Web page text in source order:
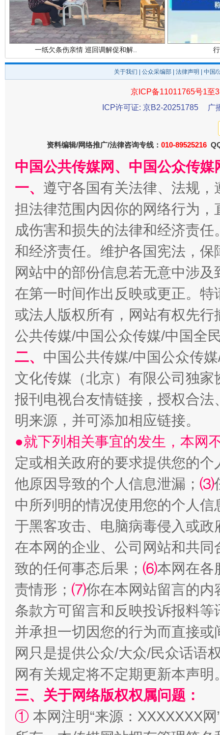
一纸欠条伤亲情 巡回调解促和解..
法徽映军营 权益有保障
一批国家标准开始实施 从
从幼儿园到大学，有这些资助 “
事关残疾人未来5年
关于我们 公众采编部 法律声明 | 中国
京ICP备11011765号1至
ICP许可证: 京B2-20251785
广
资料编辑/网络推广/法律咨询专线： 010-89525216
中国公共传媒网、中国公众传
一、 遵守各国有关法律、法规
担法律范围内因你的网络行为
成伤害和损失的法律和经济责
和经济责任。维护各国宪法，
网站中的部份信息若无意中涉
在第一时间作出反映或更正。
或法人版权所有，网站有权先
公共传媒/中国公众传媒/中国全
二、 中国公共传媒/中国公众传
文化传媒（北京）有限公司独
报刊电视台友情链接，授权合
明来源，并可添加相应链接。
●就下列相关事宜的发生，本网
定或相关政府的要求提供您的个
他原因导致的个人信息泄漏； ⑶
中所列明的情况使用您的个人
于黑客攻击、电脑病毒侵入或
在本网的企业、公司网站和共
致的任何事态后果； ⑹本网在各
责情形； ⑺你在本网站留言的内
条款方可留言和反映投诉报料
并承担一切因您的行为而直接
网只是提供公众/大众/民众话语
网有关规定将不定期更新本声明
三、关于网络版权权属问题：
① 本网注明“来源：XXXXXXX